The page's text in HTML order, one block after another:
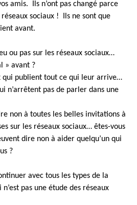
amis. Ils n’ont pas changé parce
réseaux sociaux ! Ils ne sont que
avant.
ou pas sur les réseaux sociaux…
» avant ?
qui publient tout ce qui leur arrive…
n’arrêtent pas de parler dans une
non à toutes les belles invitations à
sur les réseaux sociaux… êtes-vous
dire non à aider quelqu’un qui
?
avec tous les types de la
pas une étude des réseaux